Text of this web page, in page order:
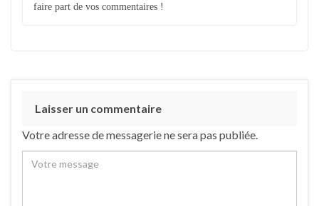
faire part de vos commentaires !
Laisser un commentaire
Votre adresse de messagerie ne sera pas publiée.